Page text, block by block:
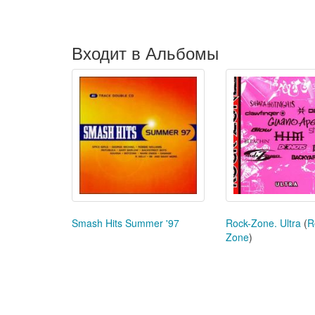
Входит в Альбомы
Smash Hits Summer '97 Rock-Zone. Ultra (
Zone)